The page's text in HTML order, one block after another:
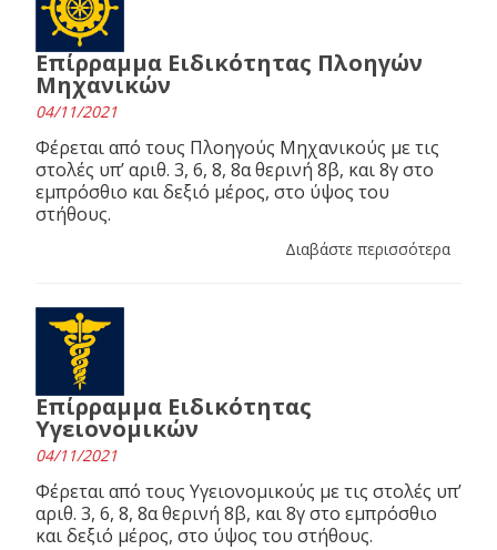
Επίρραμμα Ειδικότητας Πλοηγών
Μηχανικών
04/11/2021
Φέρεται από τους Πλοηγούς Μηχανικούς με τις
στολές υπ’ αριθ. 3, 6, 8, 8α θερινή 8β, και 8γ στο
εμπρόσθιο και δεξιό μέρος, στο ύψος του
στήθους.
Διαβάστε περισσότερα
Επίρραμμα Ειδικότητας
Υγειονομικών
04/11/2021
Φέρεται από τους Υγειονομικούς με τις στολές υπ’
αριθ. 3, 6, 8, 8α θερινή 8β, και 8γ στο εμπρόσθιο
και δεξιό μέρος, στο ύψος του στήθους.